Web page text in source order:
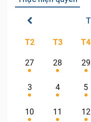
T2 T3 T4
27 28 29
3 4 5
10 11 12